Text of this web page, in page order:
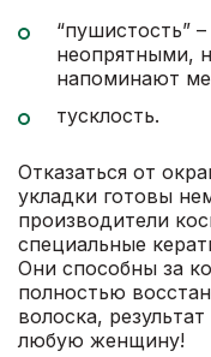
“пушистость”
неопрятными,
напоминают
тусклость.
Отказаться от
укладки готовы
производители
специальные
Они способны за
полностью
волоска,
любую женщину!